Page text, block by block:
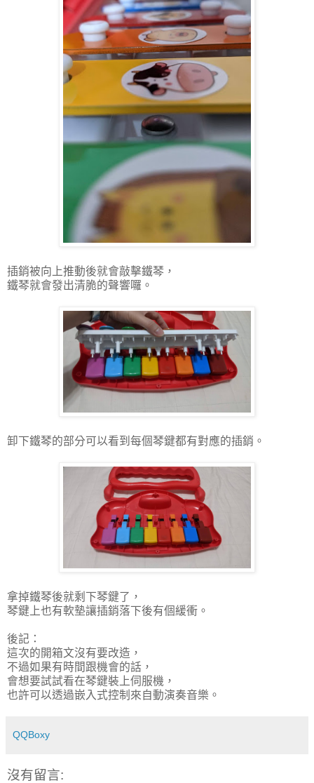
插銷被向上推動後就會敲擊鐵琴，
鐵琴就會發出清脆的聲響囉。
卸下鐵琴的部分可以看到每個琴鍵都有對應的插銷。
拿掉鐵琴後就剩下琴鍵了，
琴鍵上也有軟墊讓插銷落下後有個緩衝。
後記：
這次的開箱文沒有要改造，
不過如果有時間跟機會的話，
會想要試試看在琴鍵裝上伺服機，
也許可以透過嵌入式控制來自動演奏音樂。
QQBoxy
沒有留言: